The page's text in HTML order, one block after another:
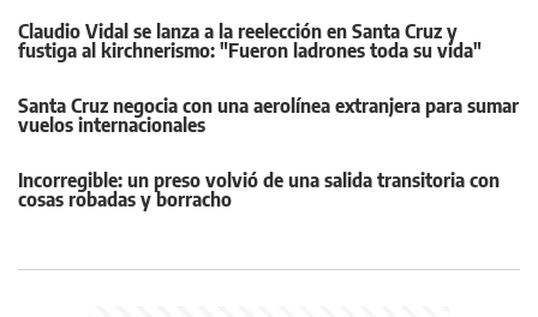
Claudio Vidal se lanza a la reelección en Santa Cruz y
fustiga al kirchnerismo: "Fueron ladrones toda su vida"
Santa Cruz negocia con una aerolínea extranjera para sumar
vuelos internacionales
Incorregible: un preso volvió de una salida transitoria con
cosas robadas y borracho